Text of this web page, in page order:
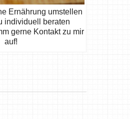
Ernährung umstellen
individuell beraten
gerne Kontakt zu mir
auf!